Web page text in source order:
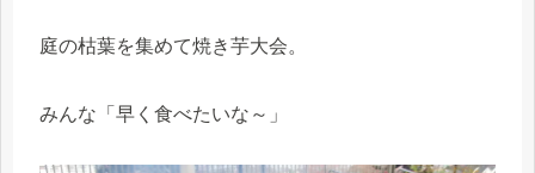
庭の枯葉を集めて焼き芋大会。
みんな「早く食べたいな～」